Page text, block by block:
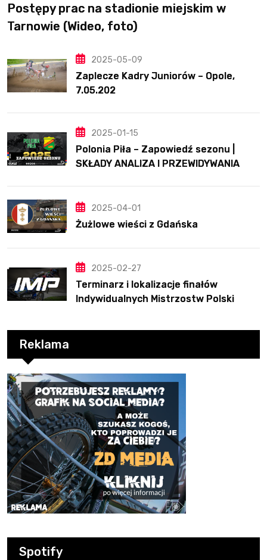
Postępy prac na stadionie miejskim w
Tarnowie (Wideo, foto)
2025-05-09
Zaplecze Kadry Juniorów – Opole,
7.05.202
2025-01-15
Polonia Piła – Zapowiedź sezonu |
SKŁADY ANALIZA I PRZEWIDYWANIA
2025-04-01
Żużlowe wieści z Gdańska
2025-02-27
Terminarz i lokalizacje finałów
Indywidualnych Mistrzostw Polski
Reklama
Spotify